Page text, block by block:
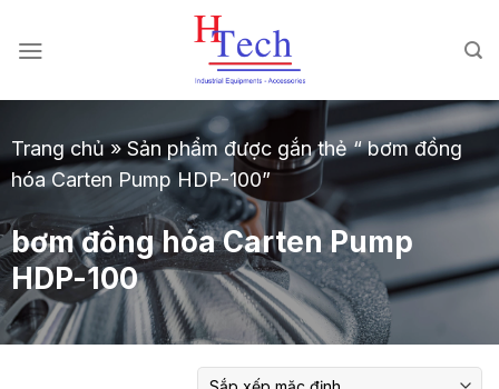
đến
dung
Trang chủ»Sản phẩm được gắn thẻ “ bơm đồng
hóa Carten Pump HDP-100”
bơm đồng hóa Carten Pump
HDP-100